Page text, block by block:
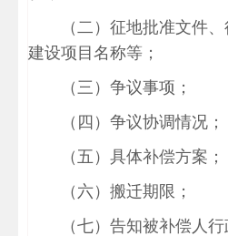
（二）征地批准文件
建设项目名称等；
（三）争议事项；
（四）争议协调情况；
（五）具体补偿方案；
（六）搬迁期限；
（七）告知被补偿人